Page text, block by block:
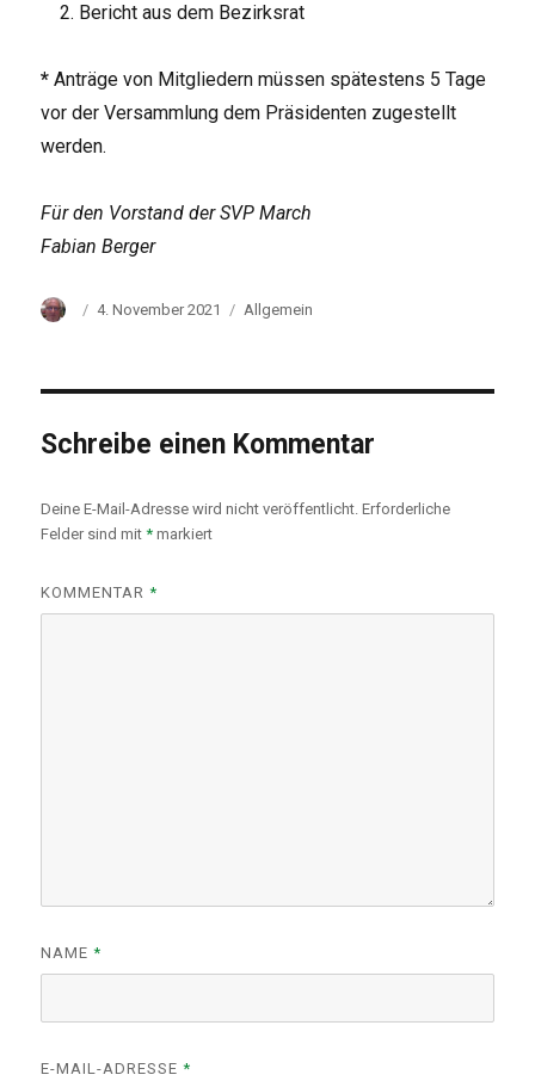
Bericht aus dem Bezirksrat
* Anträge von Mitgliedern müssen spätestens 5 Tage
vor der Versammlung dem Präsidenten zugestellt
werden.
Für den Vorstand der SVP March
Fabian Berger
AutorVeröffentlicht
4. November 2021 Kategorien
Allgemein
Schreibe einen Kommentar
Deine E-Mail-Adresse wird nicht veröffentlicht. Erforderliche
Felder sind mit* markiert
KOMMENTAR*
NAME*
E-MAIL-ADRESSE*